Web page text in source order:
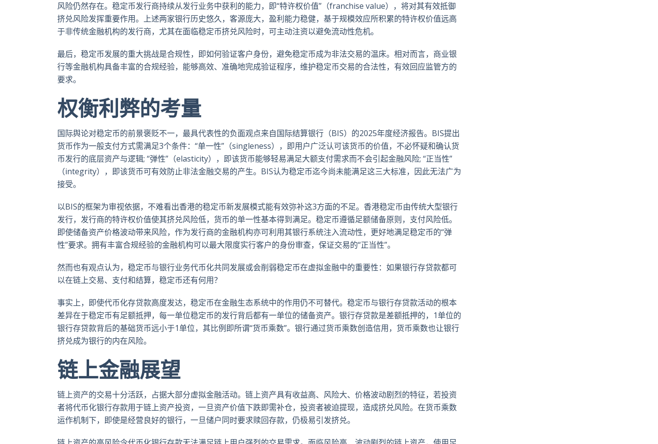
风险仍然存在。稳定币发行商持续从发行业务中获利的能力，即“特许权价值”（franchise value），将对其有效抵御
挤兑风险发挥重要作用。上述两家银行历史悠久，客源庞大，盈利能力稳健，基于规模效应所积累的特许权价值远高
于非传统金融机构的发行商，尤其在面临稳定币挤兑风险时，可主动注资以避免流动性危机。
最后，稳定币发展的重大挑战是合规性，即如何验证客户身份，避免稳定币成为非法交易的温床。相对而言，商业银
行等金融机构具备丰富的合规经验，能够高效、准确地完成验证程序，维护稳定币交易的合法性，有效回应监管方的
要求。
权衡利弊的考量
国际舆论对稳定币的前景褒贬不一，最具代表性的负面观点来自国际结算银行（BIS）的2025年度经济报告。BIS提出
货币作为一般支付方式需满足3个条件：“单一性”（singleness），即用户广泛认可该货币的价值，不必怀疑和确认货
币发行的底层资产与逻辑; “弹性”（elasticity），即该货币能够轻易满足大额支付需求而不会引起金融风险; “正当性”
（integrity），即该货币可有效防止非法金融交易的产生。BIS认为稳定币迄今尚未能满足这三大标准，因此无法广为
接受。
以BIS的框架为审视依据，不难看出香港的稳定币新发展模式能有效弥补这3方面的不足。香港稳定币由传统大型银行
发行，发行商的特许权价值使其挤兑风险低，货币的单一性基本得到满足。稳定币遵循足额储备原则，支付风险低。
即使储备资产价格波动带来风险，作为发行商的金融机构亦可利用其银行系统注入流动性，更好地满足稳定币的“弹
性”要求。拥有丰富合规经验的金融机构可以最大限度实行客户的身份审查，保证交易的“正当性”。
然而也有观点认为，稳定币与银行业务代币化共同发展或会削弱稳定币在虚拟金融中的重要性：如果银行存贷款都可
以在链上交易、支付和结算，稳定币还有何用？
事实上，即使代币化存贷款高度发达，稳定币在金融生态系统中的作用仍不可替代。稳定币与银行存贷款活动的根本
差异在于稳定币有足额抵押，每一单位稳定币的发行背后都有一单位的储备资产。银行存贷款是差额抵押的，1单位的
银行存贷款背后的基础货币远小于1单位，其比例即所谓“货币乘数”。银行通过货币乘数创造信用，货币乘数也让银行
挤兑成为银行的内在风险。
链上金融展望
链上资产的交易十分活跃，占据大部分虚拟金融活动。链上资产具有收益高、风险大、价格波动剧烈的特征，若投资
者将代币化银行存款用于链上资产投资，一旦资产价值下跌即需补仓，投资者被迫提现，造成挤兑风险。在货币乘数
运作机制下，即使是经营良好的银行，一旦储户同时要求赎回存款，仍极易引发挤兑。